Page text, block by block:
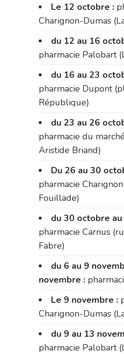
Le 12 octobre :
Charignon-Dumas
du 12 au 16
pharmacie Palobart
du 16 au 23
pharmacie Dupont
République)
du 23 au 26
pharmacie du
Aristide Briand)
Du 26 au 30
pharmacie
Fouillade)
du 30 octobre
pharmacie Carnus
Fabre)
du 6 au 9
novembre :
Le 9 novembre :
Charignon-Dumas
du 9 au 13
pharmacie Palobart